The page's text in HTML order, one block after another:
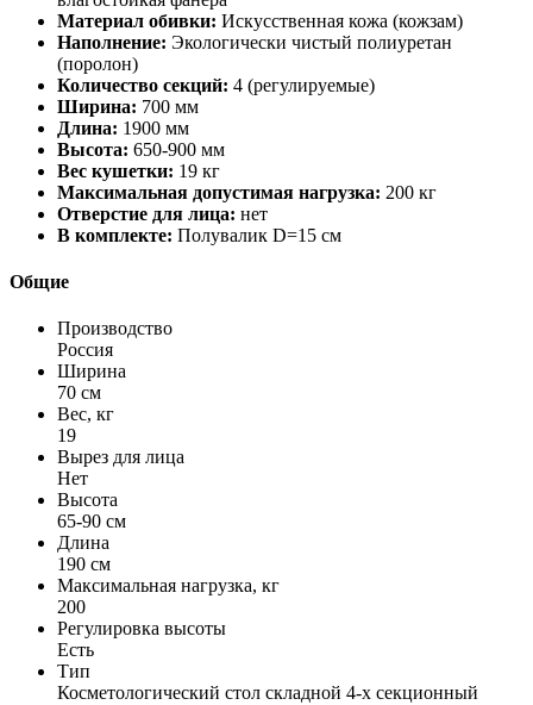
Материал обивки: Искусственная кожа (кожзам)
Наполнение: Экологически чистый полиуретан
(поролон)
Количество секций: 4 (регулируемые)
Ширина: 700 мм
Длина: 1900 мм
Высота: 650-900 мм
Вес кушетки: 19 кг
Максимальная допустимая нагрузка: 200 кг
Отверстие для лица: нет
В комплекте: Полувалик D=15 см
Общие
Производство
Россия
Ширина
70 см
Вес, кг
19
Вырез для лица
Нет
Высота
65-90 см
Длина
190 см
Максимальная нагрузка, кг
200
Регулировка высоты
Есть
Тип
Косметологический стол складной 4-х секционный